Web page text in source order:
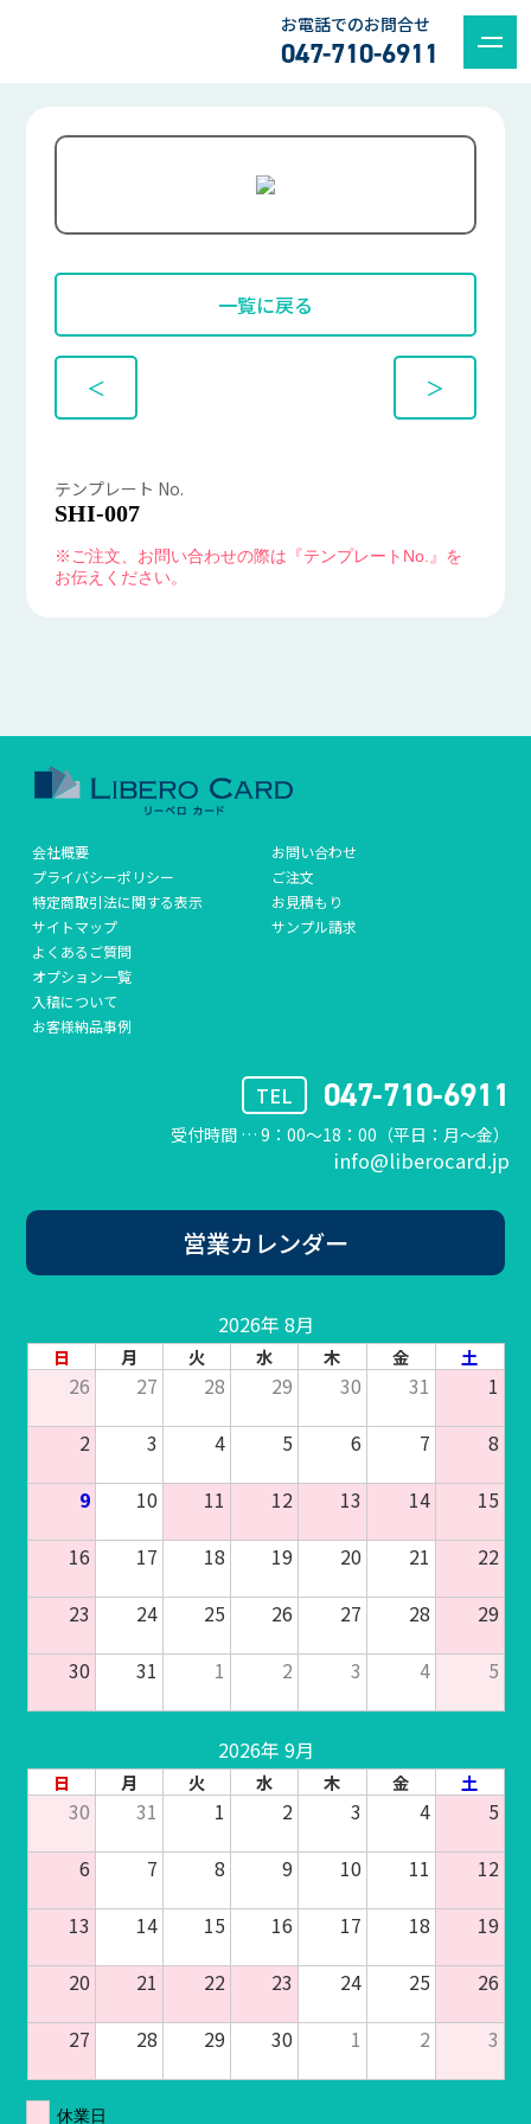
お電話でのお問合せ
047-710-6911
一覧に戻る
＜ ＞
テンプレート No.
SHI-007
※ご注文、お問い合わせの際は『テンプレートNo.』を
お伝えください。
TEL 047-710-6911
受付時間 … 9：00〜18：00（平日：月〜金）
info@liberocard.jp
会社概要
プライバシーポリシー
特定商取引法に関する表示
サイトマップ
お問い合わせ
ご注文
お見積もり
サンプル請求
よくあるご質問
オプション一覧
入稿について
お客様納品事例
営業カレンダー
2026年 8月
日 月 火 水 木 金 土
26 27 28 29 30 31
1
2
3 4 5 6 7
8
9
10 11 12 13 14
15
16
17 18 19 20 21
22
23
24 25 26 27 28
29
30
31 1 2 3 4 5
2026年 9月
日 月 火 水 木 金 土
30 31 1 2 3 4
5
6
7 8 9 10 11
12
13
14 15 16 17 18
19
20
21 22 23 24 25
26
27
28 29 30 1 2 3
休業日